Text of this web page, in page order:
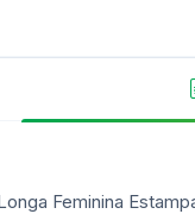
Feminina